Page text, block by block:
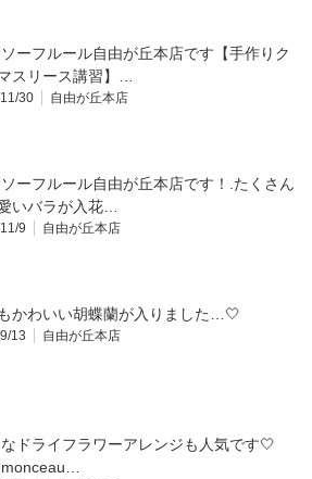
ソーフルール自由が丘本店です【手作りク
スリース講習】…
30 自由が丘本店
ソーフルール自由が丘本店です！.たくさん
いバラが入花…
9 自由が丘本店
かわいい胡蝶蘭が入りました…🤍
13 自由が丘本店
なドライフラワーアレンジも人気です️🤍